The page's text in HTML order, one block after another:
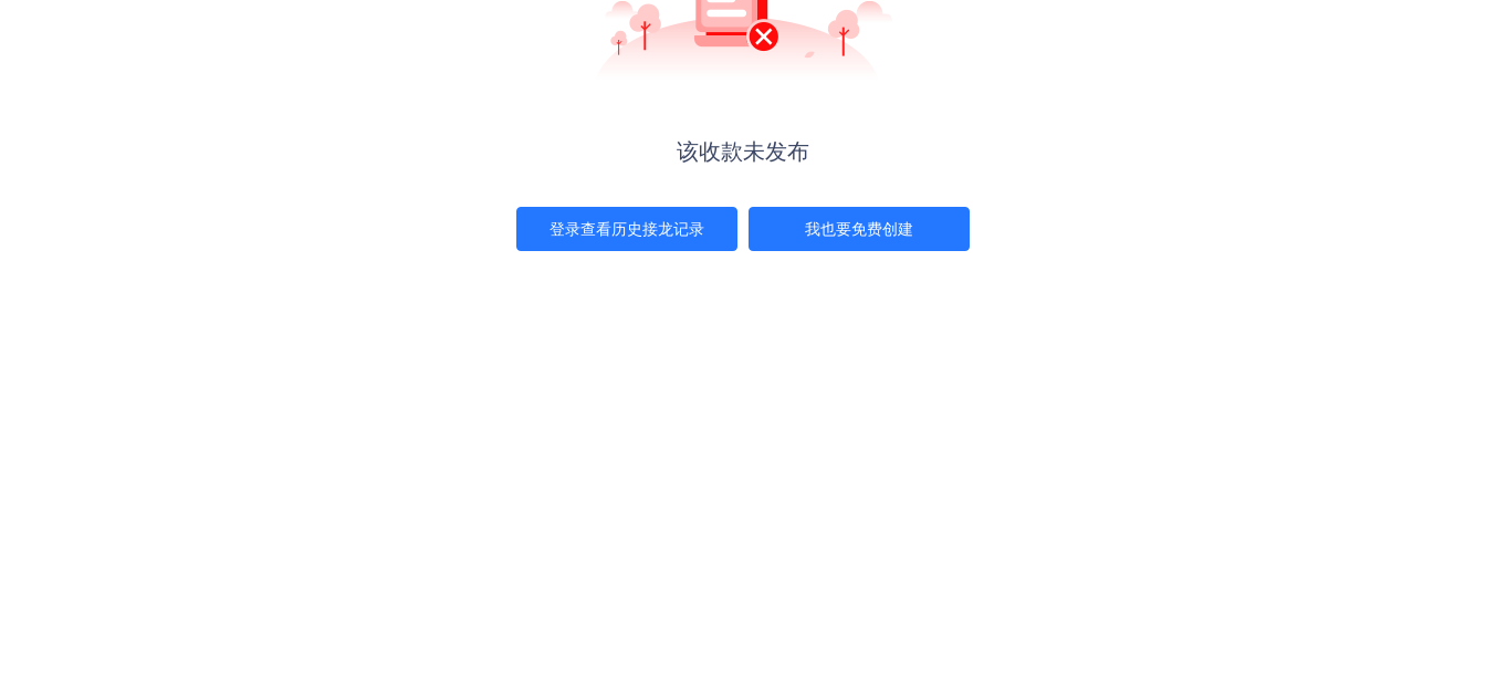
该收款未发布
登录查看历史接龙记录 我也要免费创建